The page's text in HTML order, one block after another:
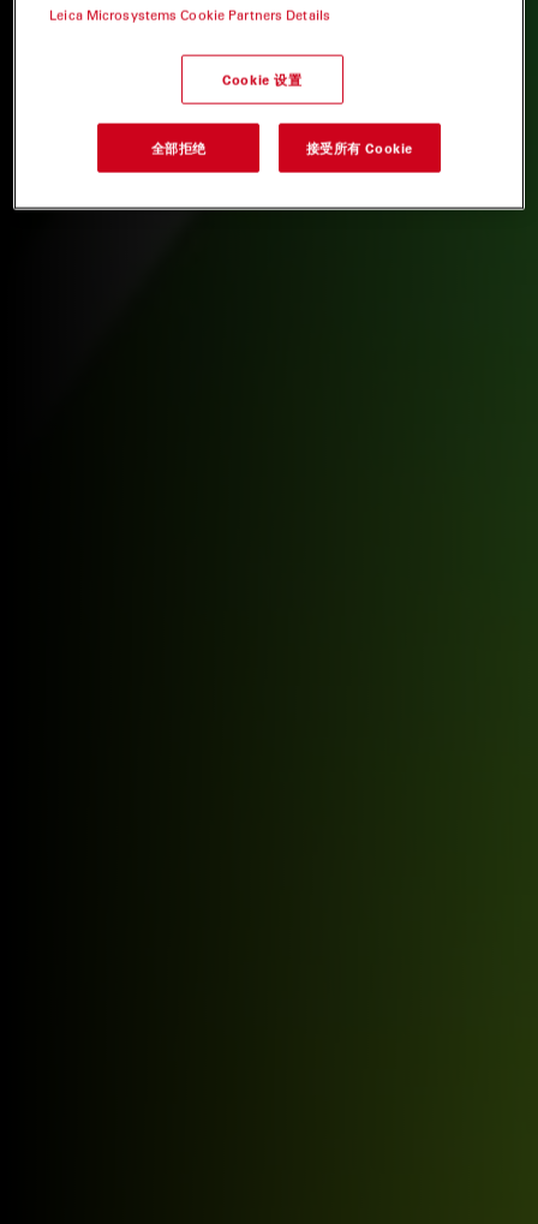
Leica Microsystems Cookie Partners Details
Cookie 设置
全部拒绝 接受所有 Cookie